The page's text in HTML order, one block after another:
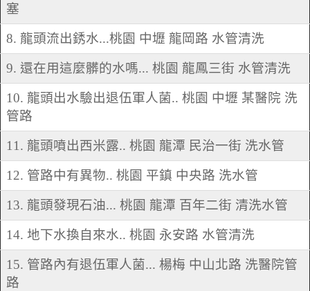
塞
8. 龍頭流出銹水...桃園 中壢 龍岡路 水管清洗
9. 還在用這麼髒的水嗎... 桃園 龍鳳三街 水管清洗
10. 龍頭出水驗出退伍軍人菌.. 桃園 中壢 某醫院 洗
管路
11. 龍頭噴出西米露.. 桃園 龍潭 民治一街 洗水管
12. 管路中有異物.. 桃園 平鎮 中央路 洗水管
13. 龍頭發現石油... 桃園 龍潭 百年二街 清洗水管
14. 地下水換自來水.. 桃園 永安路 水管清洗
15. 管路內有退伍軍人菌... 楊梅 中山北路 洗醫院管
路